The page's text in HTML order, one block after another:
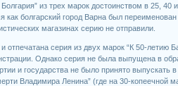
из трех марок достоинством в 25, 40
болгарский город Варна был
магазинах серию не отправили.
отпечатана серия из двух марок “К 50-летию
Однако серия не была выпущена в
и государства не было принято
Владимира Ленина” (где на 30-копеечной